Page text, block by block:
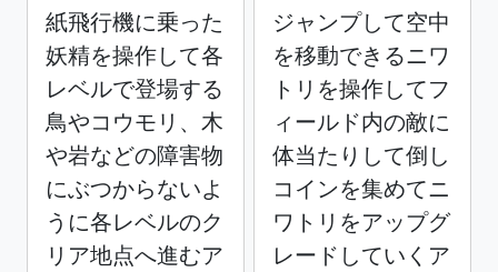
紙飛行機に乗った
妖精を操作して各
レベルで登場する
鳥やコウモリ、木
や岩などの障害物
にぶつからないよ
うに各レベルのク
リア地点へ進むア
ジャンプして空中
を移動できるニワ
トリを操作してフ
ィールド内の敵に
体当たりして倒し
コインを集めてニ
ワトリをアップグ
レードしていくア